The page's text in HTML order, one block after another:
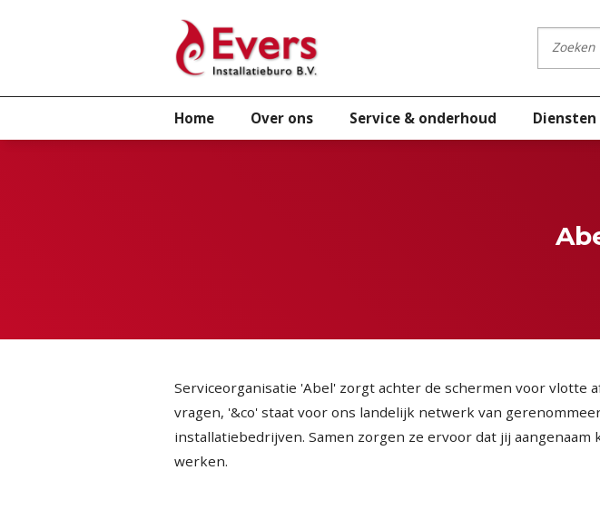
Home Over ons Service & onderhoud Diensten
Serviceorganisatie 'Abel' zorgt achter de schermen voor vlotte
vragen, '&co' staat voor ons landelijk netwerk van
installatiebedrijven. Samen zorgen ze ervoor dat jij aangenaam
werken.